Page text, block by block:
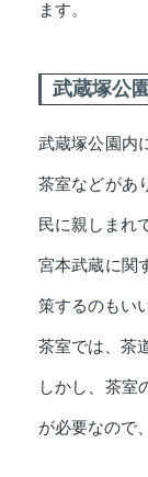
ます。
武蔵塚公
武蔵塚公園内
茶室などがあ
民に親しまれ
宮本武蔵に関
策するのもい
茶室では、茶
しかし、茶室
が必要なので